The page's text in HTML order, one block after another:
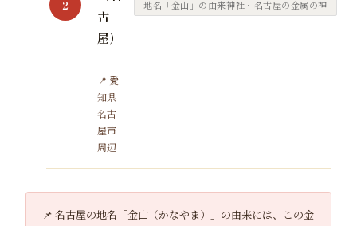
2
古
屋）
📍 愛
知県
名古
屋市
周辺
地名「金山」の由来神社・名古屋の金属の神
📌 名古屋の地名「金山（かなやま）」の由来には、この金